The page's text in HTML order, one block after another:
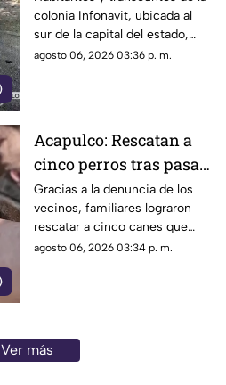
colonia Infonavit de
Chilpancingo
colonia Infonavit, ubicada al
sur de la capital del estado,
denunciaron la falta de
señalando que representa un
peligro constante ante el inicio
de la temporada de lluvias y el
próximo regreso a clases.
agosto 06, 2026 03:36 p. m.
Acapulco: Rescatan a
cinco perros tras pasar
seis días encerrados
por el fallecimiento de
su dueño
Gracias a la denuncia de los
vecinos, familiares lograron
rescatar a cinco canes que
habían quedado atrapados al
agosto 06, 2026 03:34 p. m.
Ver más